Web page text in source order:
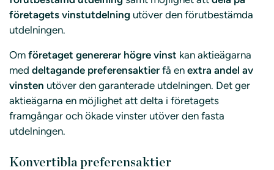
företagets vinstutdelning utöver den förutbestämda
utdelningen.
Om företaget genererar högre vinst kan aktieägarna
med deltagande preferensaktier få en extra andel av
vinsten utöver den garanterade utdelningen. Det ger
aktieägarna en möjlighet att delta i företagets
framgångar och ökade vinster utöver den fasta
utdelningen.
Konvertibla preferensaktier